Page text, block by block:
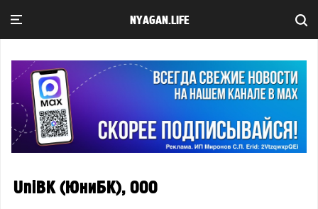
NYAGAN.LIFE
UniBK (ЮниБК), ООО